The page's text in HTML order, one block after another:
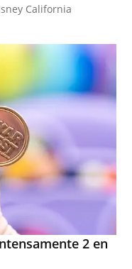
California
2 en